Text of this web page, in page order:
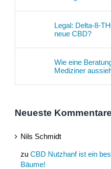
Legal: Delta-8-
neue CBD?
Wie eine
Mediziner
Neueste Kommentare
Nils Schmidt
zu CBD Nutzhanf ist ein
Bäume!